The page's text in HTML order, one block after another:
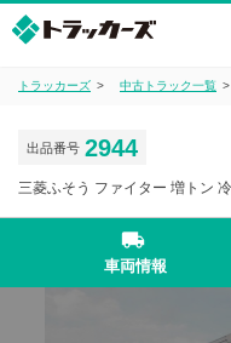
トラッカーズ 中古トラック一覧
出品番号 2944
三菱ふそう ファイター 増トン
local_shipping
車両情報